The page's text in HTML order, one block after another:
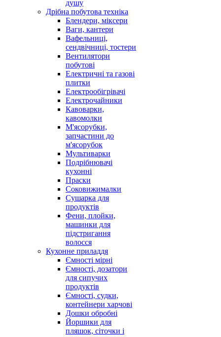
душу
Дрібна побутова техніка
Блендери, міксери
Ваги, кантери
Вафельниці,
сендвічниці, тостери
Вентилятори
побутові
Електричні та газові
плитки
Електрообігрівачі
Електрочайники
Кавоварки,
кавомолки
М'ясорубки,
запчастини до
м'ясорубок
Мультиварки
Подрібнювачі
кухонні
Праски
Соковижималки
Сушарка для
продуктів
Фени, плойки,
машинки для
підстригання
волосся
Кухонне приладдя
Ємності мірні
Ємності, дозатори
для сипучих
продуктів
Ємності, судки,
контейнери харчові
Дошки обробні
Йоршики для
пляшок, сіточки і